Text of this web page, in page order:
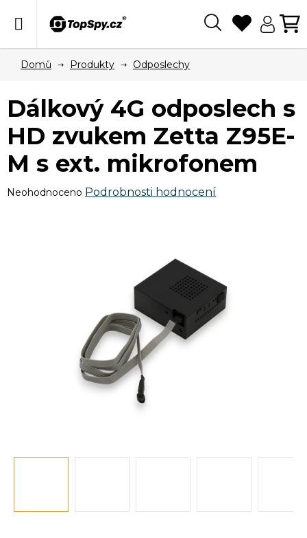
Domů Produkty Odposlechy
Dálkový 4G odposlech s
HD zvukem Zetta Z95E-
M s ext. mikrofonem
Průměrné
Neohodnoceno Podrobnosti hodnocení